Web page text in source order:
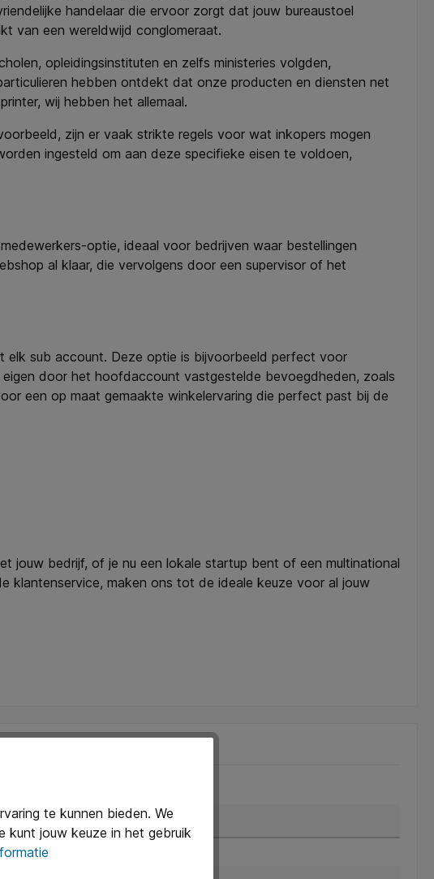
handelaar die ervoor zorgt dat jouw bureaustoel
van een wereldwijd conglomeraat.
opleidingsinstituten en zelfs ministeries volgden,
hebben ontdekt dat onze producten en diensten net
wij hebben het allemaal.
zijn er vaak strikte regels voor wat inkopers mogen
ingesteld om aan deze specifieke eisen te voldoen,
optie, ideaal voor bedrijven waar bestellingen
al klaar, die vervolgens door een supervisor of het
sub account. Deze optie is bijvoorbeeld perfect voor
door het hoofdaccount vastgestelde bevoegdheden, zoals
een op maat gemaakte winkelervaring die perfect past bij de
jouw bedrijf, of je nu een lokale startup bent of een multinational
klantenservice, maken ons tot de ideale keuze voor al jouw
te kunnen bieden. We
kunt jouw keuze in het gebruik